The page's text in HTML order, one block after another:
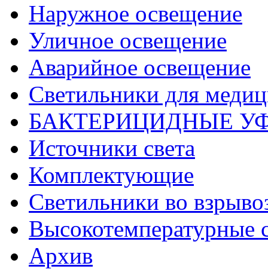
Наружное освещение
Уличное освещение
Аварийное освещение
Светильники для
БАКТЕРИЦИДНЫЕ
Источники света
Комплектующие
Светильники во
Высокотемпературные
Архив